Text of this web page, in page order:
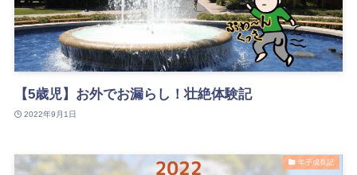
【5歳児】お外でお漏らし！壮絶体験記
2022年9月1日
年子成長記